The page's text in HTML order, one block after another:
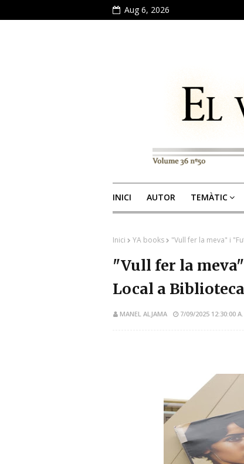
Aug 6, 2026
INICI AUTOR TEMÀTIC
Inici YA books "Vull fer la meva" i
"Vull fer la
Local a
MANEL ALJAMA 7/09/2025 12:30:00